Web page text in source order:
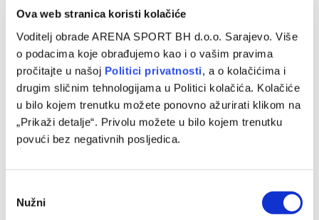
Ova web stranica koristi kolačiće
Voditelj obrade ARENA SPORT BH d.o.o. Sarajevo. Više
o podacima koje obrađujemo kao i o vašim pravima
pročitajte u našoj Politici privatnosti, a o kolačićima i
drugim sličnim tehnologijama u Politici kolačića. Kolačiće
u bilo kojem trenutku možete ponovno ažurirati klikom na
„Prikaži detalje“. Privolu možete u bilo kojem trenutku
povući bez negativnih posljedica.
Selection
Nužni
NSBiH odredio sudijske postave za utakmice
šestog kola WWin lige BiH
28/08/2025
Šesto kolo WWin lige Bosne i Hercegovine igra se od
petka do ponedjeljka. Rundu otvara sutrašnji meč na
Koševu, u…